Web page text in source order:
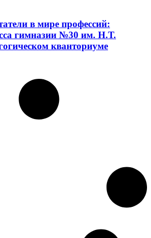
в мире профессий:
гимназии №30 им. Н.Т.
кванториуме